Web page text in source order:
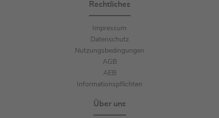
Rechtliches
Impressum
Datenschutz
Nutzungsbedingungen
AGB
AEB
Informationspflichten
Über uns